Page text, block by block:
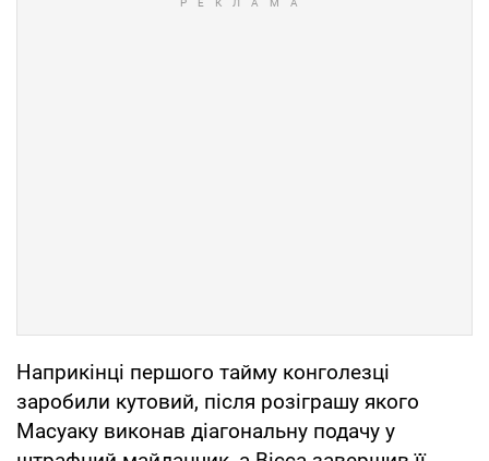
Наприкінці першого тайму конголезці
заробили кутовий, після розіграшу якого
Масуаку виконав діагональну подачу у